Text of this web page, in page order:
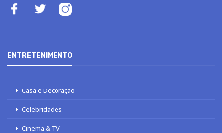
ENTRETENIMENTO
Casa e Decoração
Celebridades
Cinema & TV